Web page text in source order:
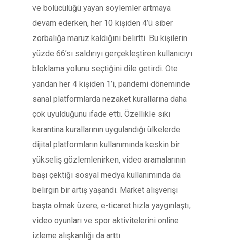
ve bölücülüğü yayan söylemler artmaya
devam ederken, her 10 kişiden 4’ü siber
zorbalığa maruz kaldığını belirtti. Bu kişilerin
yüzde 66’sı saldırıyı gerçekleştiren kullanıcıyı
bloklama yolunu seçtiğini dile getirdi. Öte
yandan her 4 kişiden 1’i, pandemi döneminde
sanal platformlarda nezaket kurallarına daha
çok uyulduğunu ifade etti. Özellikle sıkı
karantina kurallarının uygulandığı ülkelerde
dijital platformların kullanımında keskin bir
yükseliş gözlemlenirken, video aramalarının
başı çektiği sosyal medya kullanımında da
belirgin bir artış yaşandı. Market alışverişi
başta olmak üzere, e-ticaret hızla yaygınlaştı;
video oyunları ve spor aktivitelerini online
izleme alışkanlığı da arttı.